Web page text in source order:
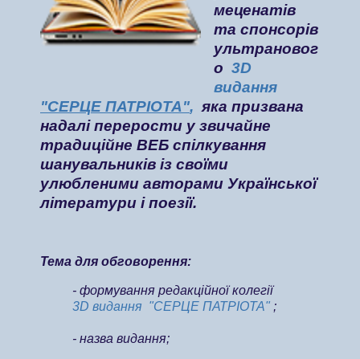
меценатів
та спонсорів
ультрановог
о 3D
видання
"СЕРЦЕ ПАТРІОТА", яка призвана
надалі перерости у звичайне
традиційне ВЕБ спілкування
шанувальників із своїми
улюбленими авторами Української
літератури і поезії.
Тема для обговорення:
- формування редакційної колегії
3D видання "СЕРЦЕ ПАТРІОТА" ;
- назва видання;